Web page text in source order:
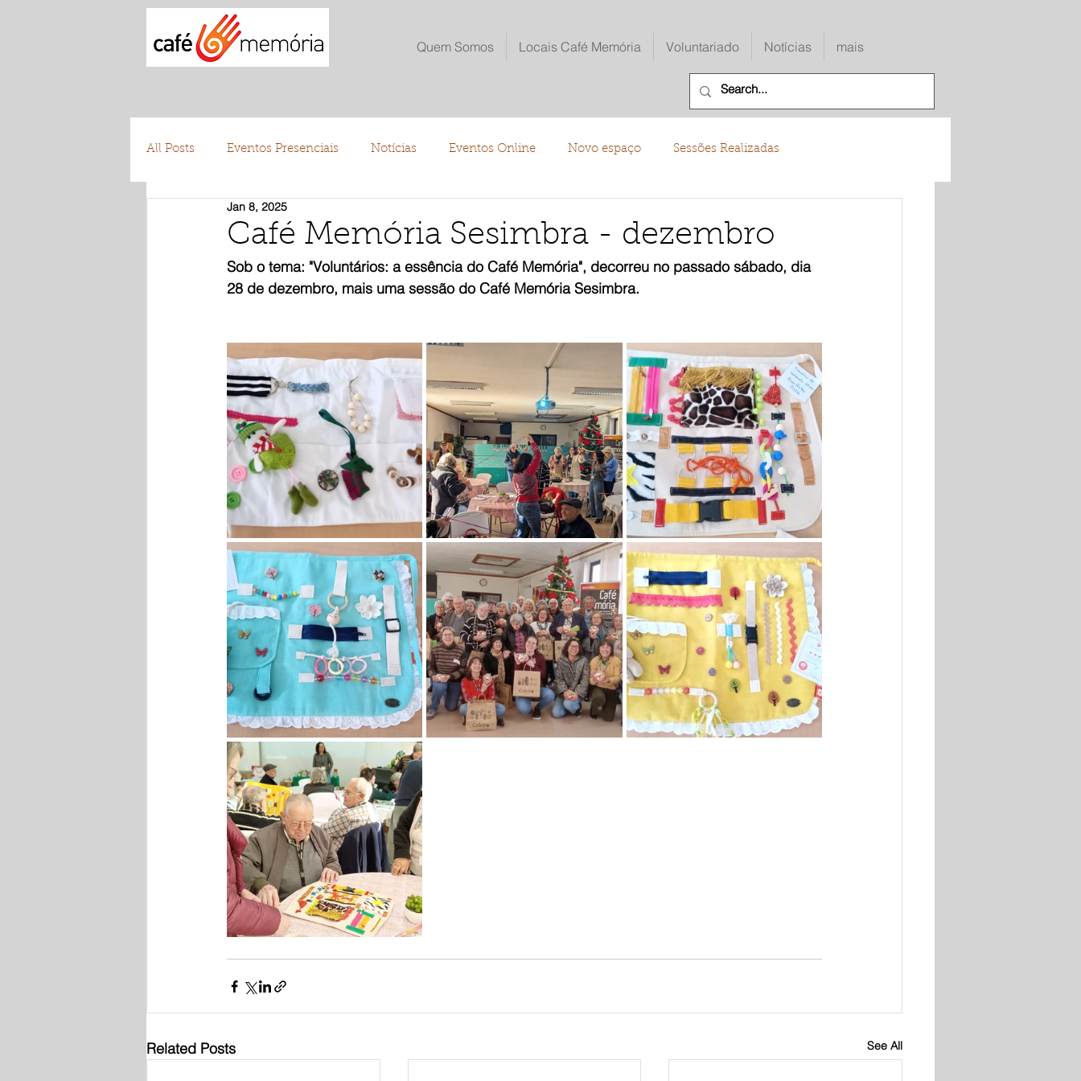
Quem Somos Locais Café Memória Voluntariado Notícias mais
All Posts Eventos Presenciais Notícias Eventos Online Novo espaço Sessões Realizadas
Testemunhos
Café Memória Sesimbra - dezembro
Jan 8, 2025
Sob o tema: "Voluntários: a essência do Café Memória", decorreu no passado sábado, dia
28 de dezembro, mais uma sessão do Café Memória Sesimbra.
Related Posts See All